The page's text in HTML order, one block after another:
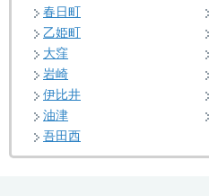
春日町
乙姫町
大窪
岩崎
伊比井
油津
吾田西